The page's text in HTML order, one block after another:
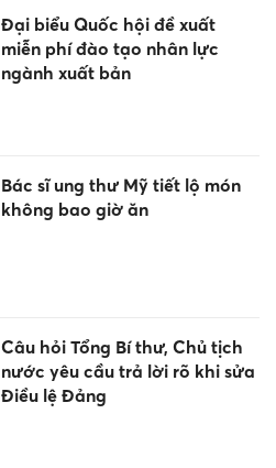
Đại biểu Quốc hội đề xuất
miễn phí đào tạo nhân lực
ngành xuất bản
Bác sĩ ung thư Mỹ tiết lộ món
không bao giờ ăn
Câu hỏi Tổng Bí thư, Chủ tịch
nước yêu cầu trả lời rõ khi sửa
Điều lệ Đảng